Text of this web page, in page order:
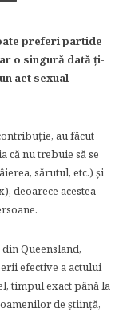
preferi partide
o singură dată ţi-
act sexual
au făcut
că nu trebuie să se
sărutul, etc.) şi
deoarece acestea
Queensland,
efective a actului
timpul exact până la
de ştiinţă,